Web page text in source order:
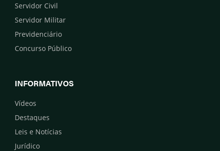
Servidor Civil
Servidor Militar
Previdenciário
Concurso Público
INFORMATIVOS
Vídeos
Destaques
Leis e Notícias
Jurídico